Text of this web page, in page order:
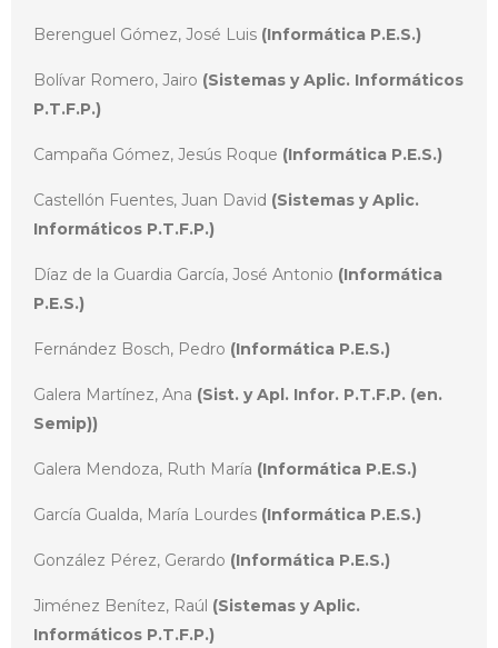
Berenguel Gómez, José Luis (Informática P.E.S.)
Bolívar Romero, Jairo (Sistemas y Aplic. Informáticos
P.T.F.P.)
Campaña Gómez, Jesús Roque (Informática P.E.S.)
Castellón Fuentes, Juan David (Sistemas y Aplic.
Informáticos P.T.F.P.)
Díaz de la Guardia García, José Antonio (Informática
P.E.S.)
Fernández Bosch, Pedro (Informática P.E.S.)
Galera Martínez, Ana (Sist. y Apl. Infor. P.T.F.P. (en.
Semip))
Galera Mendoza, Ruth María (Informática P.E.S.)
García Gualda, María Lourdes (Informática P.E.S.)
González Pérez, Gerardo (Informática P.E.S.)
Jiménez Benítez, Raúl (Sistemas y Aplic.
Informáticos P.T.F.P.)